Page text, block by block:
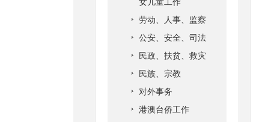
劳动、人事、监察
公安、安全、司法
民政、扶贫、救灾
民族、宗教
对外事务
港澳台侨工作